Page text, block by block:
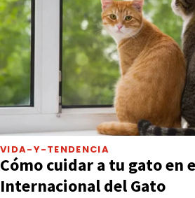
VIDA-Y-TENDENCIA
Cómo cuidar a tu gato en
Internacional del Gato